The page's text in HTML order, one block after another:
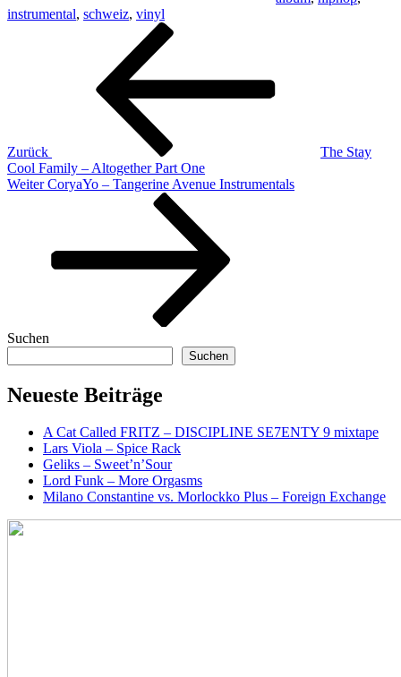
instrumental, schweiz, vinyl
Beitragsnavigation
Zurück
The Stay
Cool Family – Altogether Part One
Nächster
Weiter CoryaYo – Tangerine Avenue Instrumentals
Suchen
Suchen
Neueste Beiträge
A Cat Called FRITZ – DISCIPLINE SE7ENTY 9 mixtape
Lars Viola – Spice Rack
Geliks – Sweet’n’Sour
Lord Funk – More Orgasms
Milano Constantine vs. Morlockko Plus – Foreign Exchange